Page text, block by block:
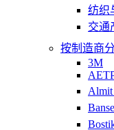
纺织
交通
按制造商
3M